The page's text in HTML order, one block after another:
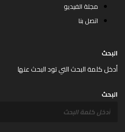
مجلة الفيديو
اتصل بنا
البحث
أدخل كلمة البحث التي تود البحث عنها
البحث